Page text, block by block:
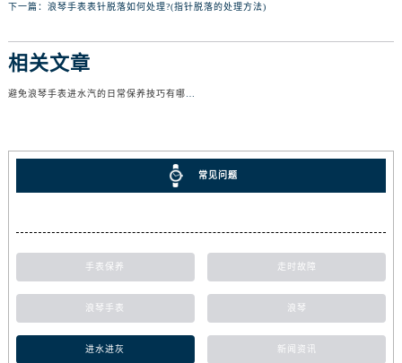
下一篇： 浪琴手表表针脱落如何处理?(指针脱落的处理方法)
相关文章
常见问题
手表保养 走时故障
浪琴手表 浪琴
进水进灰 新闻资讯